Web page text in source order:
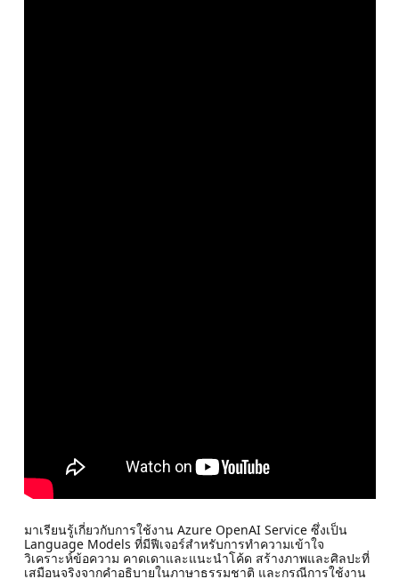
มาเรียนรู้เกี่ยวกับการใช้งาน Azure OpenAI Service ซึ่งเป็น
Language Models ที่มีฟีเจอร์สำหรับการทำความเข้าใจ
วิเคราะห์ข้อความ คาดเดาและแนะนำโค้ด สร้างภาพและศิลปะที่
เสมือนจริงจากคำอธิบายในภาษาธรรมชาติ และกรณีการใช้งาน